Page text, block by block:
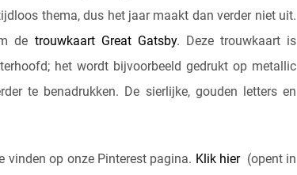
thema, dus het jaar maakt dan verder niet uit.
de trouwkaart Great Gatsby. Deze trouwkaart is
het wordt bijvoorbeeld gedrukt op metallic
te benadrukken. De sierlijke, gouden letters en
vinden op onze Pinterest pagina. Klik hier(opent in